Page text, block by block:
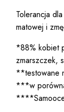
Tolerancja
matowej i
*88% kobiet
zmarszczek,
**testowane
***w